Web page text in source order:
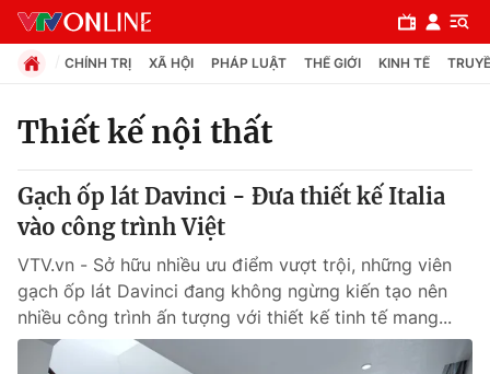
Chuyên mục
Chính trị
Xã hội
Pháp luật
CHÍNH TRỊ XÃ HỘI PHÁP LUẬT THẾ GIỚI KINH TẾ
Thiết kế nội thất
Gạch ốp lát Davinci - Đưa thiết kế Italia
vào công trình Việt
VTV.vn - Sở hữu nhiều ưu điểm vượt trội, những viên
gạch ốp lát Davinci đang không ngừng kiến tạo nên
nhiều công trình ấn tượng với thiết kế tinh tế mang...